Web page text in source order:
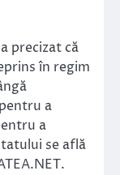
precizat că
în regim
a
a
se află